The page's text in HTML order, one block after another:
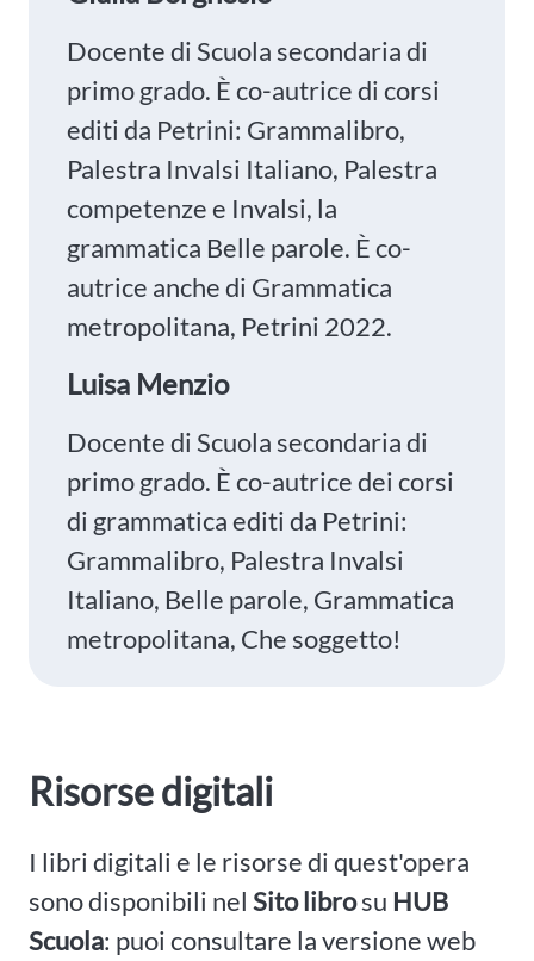
Docente di Scuola secondaria di
primo grado. È co-autrice di corsi
editi da Petrini: Grammalibro,
Palestra Invalsi Italiano, Palestra
competenze e Invalsi, la
grammatica Belle parole. È co-
autrice anche di Grammatica
metropolitana, Petrini 2022.
Luisa Menzio
Docente di Scuola secondaria di
primo grado. È co-autrice dei corsi
di grammatica editi da Petrini:
Grammalibro, Palestra Invalsi
Italiano, Belle parole, Grammatica
metropolitana, Che soggetto!
Risorse digitali
I libri digitali e le risorse di quest'opera
sono disponibili nel Sito librosu HUB
Scuola: puoi consultare la versione web